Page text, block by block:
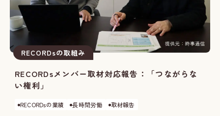
RECORDsの取組み
RECORDsメンバー取材対応報告：「つながらな
い権利」
RECORDsの業績 長時間労働 取材報告